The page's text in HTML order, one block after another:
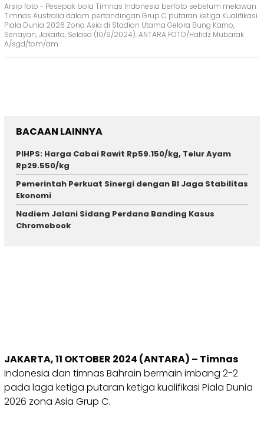
Arsip foto - Pesepak bola Timnas Indonesia berfoto sebelum melawan
Timnas Australia dalam pertandingan Grup C putaran ketiga Kualifikasi
Piala Dunia 2026 Zona Asia di Stadion Utama Gelora Bung Karno,
Senayan, Jakarta, Selasa (10/9/2024). ANTARA FOTO/Hafidz Mubarak
A/sgd/tom/am.
BACAAN LAINNYA
PIHPS: Harga Cabai Rawit Rp59.150/kg, Telur Ayam
Rp29.550/kg
Pemerintah Perkuat Sinergi dengan BI Jaga Stabilitas
Ekonomi
Nadiem Jalani Sidang Perdana Banding Kasus
Chromebook
JAKARTA, 11 OKTOBER 2024 (ANTARA) – Timnas
Indonesia dan timnas Bahrain bermain imbang 2-2
pada laga ketiga putaran ketiga kualifikasi Piala Dunia
2026 zona Asia Grup C.